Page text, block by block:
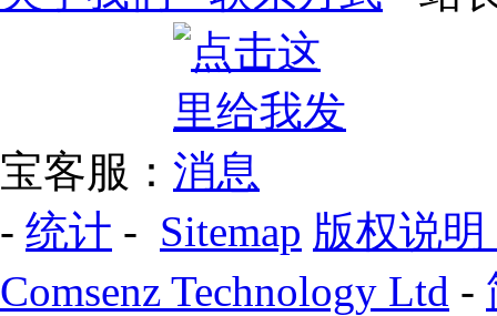
宝客服：
- 统计 - Sitemap 版权说明
Comsenz Technology Ltd -